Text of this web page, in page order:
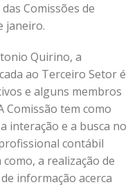
Comissões de
janeiro.
Quirino, a
ao Terceiro Setor é
e alguns membros
Comissão tem como
interação e a busca no
contábil
a realização de
informação acerca